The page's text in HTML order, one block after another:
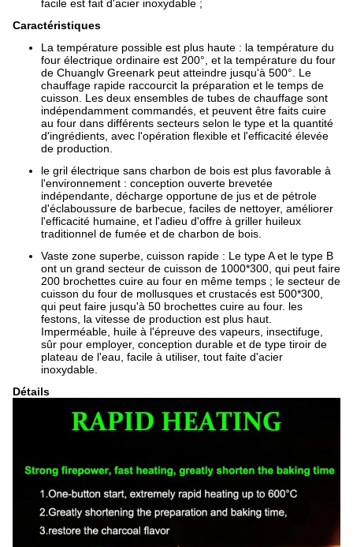
facile est fait d'acier inoxydable ;
Caractéristiques
La température possible est plus haute : la température du
four électrique ordinaire est 200°, et la température du four
de Chuanglv Greenark peut atteindre jusqu'à 500°. Le
chauffage rapide raccourcit la préparation et le temps de
cuisson. Les deux ensembles de tubes de chauffage sont
indépendamment commandés, et peuvent être faits cuire
au four dans différents secteurs selon le type et la quantité
d'ingrédients, avec l'opération flexible et l'efficacité élevée
de production.
le gril électrique sans charbon de bois est plus favorable à
l'environnement : conception ouverte brevetée
indépendante, décharge opportune de jus et de pétrole
d'éclaboussure de barbecue, faciles de nettoyer, améliorer
l'efficacité humaine, et l'adieu d'offre à griller huileux
traditionnel de fumée et de charbon de bois.
Vaste zone superbe, cuisson rapide : Le type A et le type B
ont un grand secteur de cuisson de 1000*300, qui peut faire
200 brochettes cuire au four en même temps ; le secteur de
cuisson du four de mollusques et crustacés est 500*300,
qui peut faire jusqu'à 50 brochettes cuire au four. les
festons, la vitesse de production est plus haut.
Imperméable, huile à l'épreuve des vapeurs, insectifuge,
sûr pour employer, conception durable et de type tiroir de
plateau de l'eau, facile à utiliser, tout faite d'acier
inoxydable.
Détails